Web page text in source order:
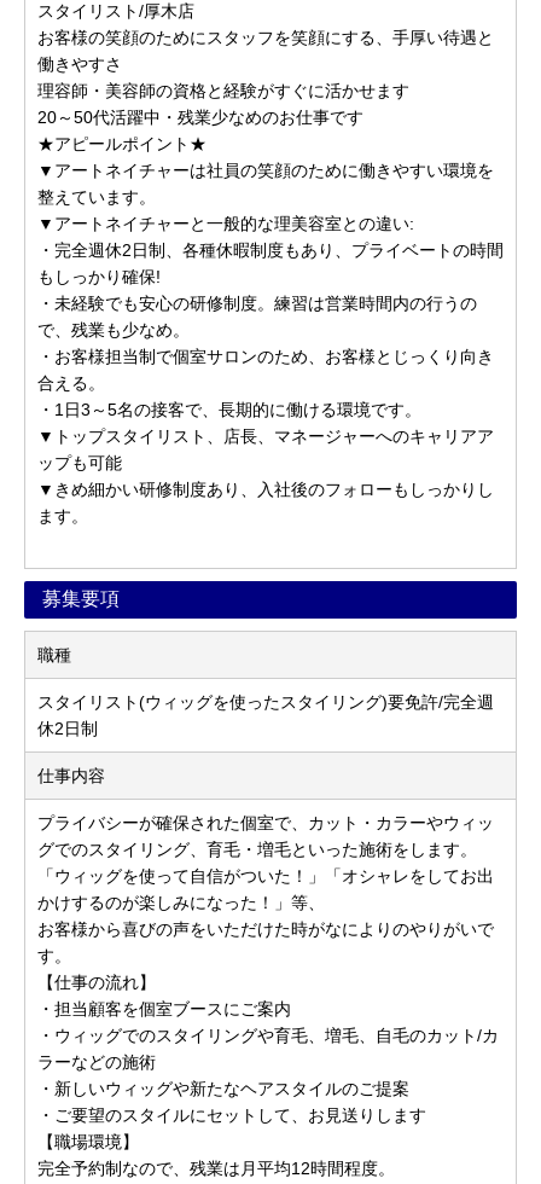
スタイリスト/厚木店
お客様の笑顔のためにスタッフを笑顔にする、手厚い待遇と
働きやすさ
理容師・美容師の資格と経験がすぐに活かせます
20～50代活躍中・残業少なめのお仕事です
★アピールポイント★
▼アートネイチャーは社員の笑顔のために働きやすい環境を
整えています。
▼アートネイチャーと一般的な理美容室との違い:
・完全週休2日制、各種休暇制度もあり、プライベートの時間
もしっかり確保!
・未経験でも安心の研修制度。練習は営業時間内の行うの
で、残業も少なめ。
・お客様担当制で個室サロンのため、お客様とじっくり向き
合える。
・1日3～5名の接客で、長期的に働ける環境です。
▼トップスタイリスト、店長、マネージャーへのキャリアア
ップも可能
▼きめ細かい研修制度あり、入社後のフォローもしっかりし
ます。
募集要項
職種
スタイリスト(ウィッグを使ったスタイリング)要免許/完全週
休2日制
仕事内容
プライバシーが確保された個室で、カット・カラーやウィッ
グでのスタイリング、育毛・増毛といった施術をします。
「ウィッグを使って自信がついた！」「オシャレをしてお出
かけするのが楽しみになった！」等、
お客様から喜びの声をいただけた時がなによりのやりがいで
す。
【仕事の流れ】
・担当顧客を個室ブースにご案内
・ウィッグでのスタイリングや育毛、増毛、自毛のカット/カ
ラーなどの施術
・新しいウィッグや新たなヘアスタイルのご提案
・ご要望のスタイルにセットして、お見送りします
【職場環境】
完全予約制なので、残業は月平均12時間程度。